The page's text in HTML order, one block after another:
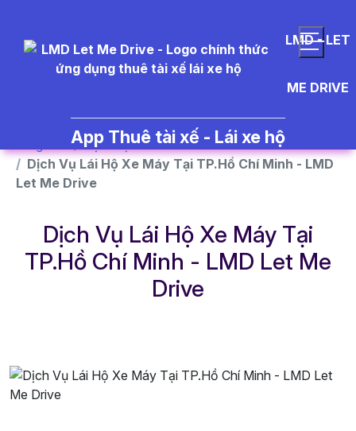
LMD - LET
ME DRIVE
App Thuê tài xế - Lái xe hộ
Trang chủ
Dịch vụ
Dịch Vụ Lái Hộ Xe Máy Tại TP.Hồ Chí Minh - LMD
Let Me Drive
Dịch Vụ Lái Hộ Xe Máy Tại
TP.Hồ Chí Minh - LMD Let Me
Drive